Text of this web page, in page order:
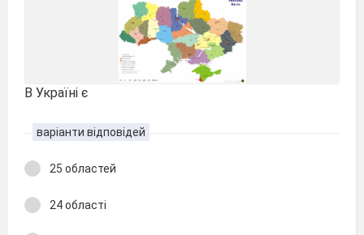
В Україні є
варіанти відповідей
25 областей
24 області